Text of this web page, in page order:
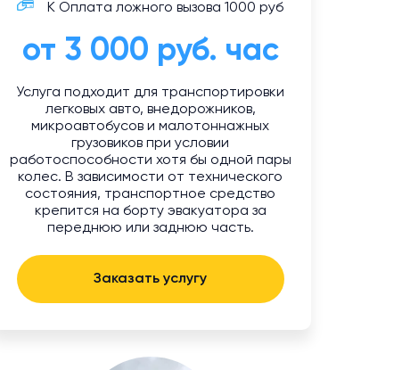
К Оплата ложного вызова 1000 руб
от 3 000 руб. час
Услуга подходит для транспортировки
легковых авто, внедорожников,
микроавтобусов и малотоннажных
грузовиков при условии
работоспособности хотя бы одной пары
колес. В зависимости от технического
состояния, транспортное средство
крепится на борту эвакуатора за
переднюю или заднюю часть.
Заказать услугу